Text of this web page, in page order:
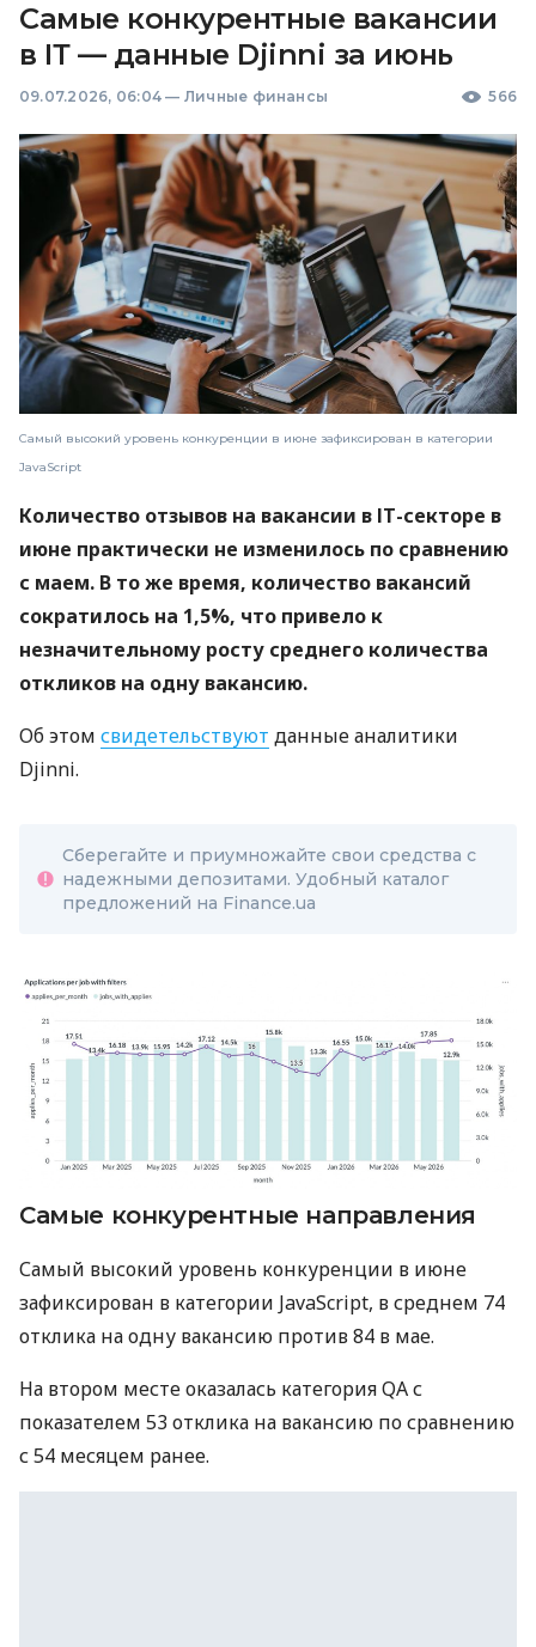
Самые конкурентные вакансии
в ІТ — данные Djinni за июнь
09.07.2026, 06:04 — Личные финансы 566
Самый высокий уровень конкуренции в июне зафиксирован в категории
JavaScript
Количество отзывов на вакансии в ІТ-секторе в
июне практически не изменилось по сравнению
с маем. В то же время, количество вакансий
сократилось на 1,5%, что привело к
незначительному росту среднего количества
откликов на одну вакансию.
Об этом свидетельствуют данные аналитики
Djinni.
Сберегайте и приумножайте свои средства с
надежными депозитами. Удобный каталог
предложений на Finance.ua
Самые конкурентные направления
Самый высокий уровень конкуренции в июне
зафиксирован в категории JavaScript, в среднем 74
отклика на одну вакансию против 84 в мае.
На втором месте оказалась категория QA с
показателем 53 отклика на вакансию по сравнению
с 54 месяцем ранее.